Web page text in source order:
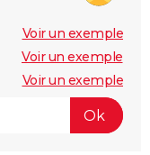
Voir un exemple
Voir un exemple
Voir un exemple